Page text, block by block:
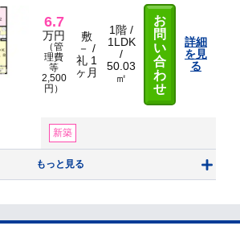
6.7
万円
（管
理費
等
2,500
円）
敷
－ /
礼 1
ヶ月
1階 /
1LDK
/
50.03
㎡
お
問
い
合
わ
せ
詳細
を見
る
新築
もっと見る